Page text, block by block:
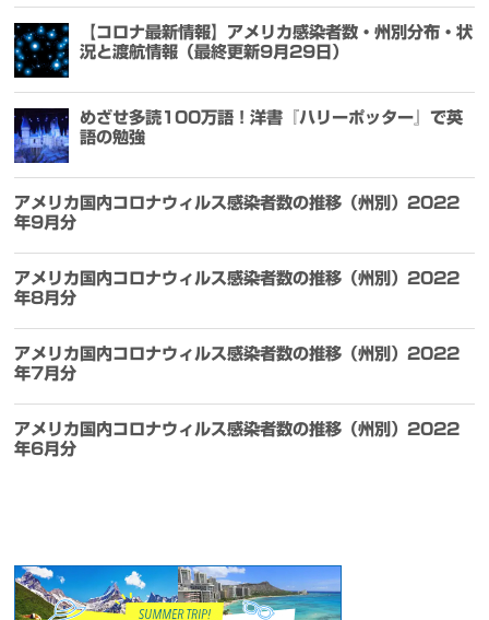
【コロナ最新情報】アメリカ感染者数・州別分布・状
況と渡航情報（最終更新9月29日）
めざせ多読100万語！洋書『ハリーポッター』で英
語の勉強
アメリカ国内コロナウィルス感染者数の推移（州別）2022
年9月分
アメリカ国内コロナウィルス感染者数の推移（州別）2022
年8月分
アメリカ国内コロナウィルス感染者数の推移（州別）2022
年7月分
アメリカ国内コロナウィルス感染者数の推移（州別）2022
年6月分